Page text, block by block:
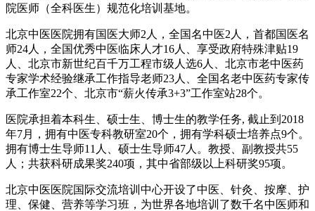
院医师（全科医生）规范化培训基地。
北京中医医院拥有国医大师2人，全国名中医2人，首都国医名
师24人，全国优秀中医临床人才16人、享受政府特殊津贴19
人、北京市新世纪百千万工程市级人选6人、北京市老中医药
专家学术经验继承工作指导老师23人、全国名老中医药专家传
承工作室22个、北京市“薪火传承3+3”工作室站28个。
医院承担着本科生、硕士生、博士生的教学任务, 截止到2018
年7月，拥有中医专科教研室20个，拥有学科硕士培养点9个。
拥有博士生导师11人、硕士生导师47人。教授、副教授共55
人；共获科研成果奖240项，其中省部级以上科研奖95项。
北京中医医院国际交流培训中心开设了中医、针灸、按摩、护
理、保健、营养等学习班，为世界各地培训了数千名中医师和